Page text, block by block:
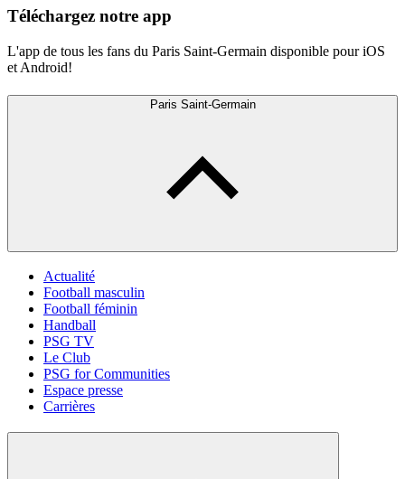
Téléchargez notre app
L'app de tous les fans du Paris Saint-Germain disponible pour iOS
et Android!
Paris Saint-Germain
Actualité
Football masculin
Football féminin
Handball
PSG TV
Le Club
PSG for Communities
Espace presse
Carrières